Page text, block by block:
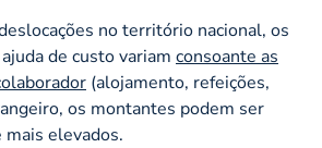
no território nacional, os
de custo variam consoante as
(alojamento, refeições,
os montantes podem ser
elevados.